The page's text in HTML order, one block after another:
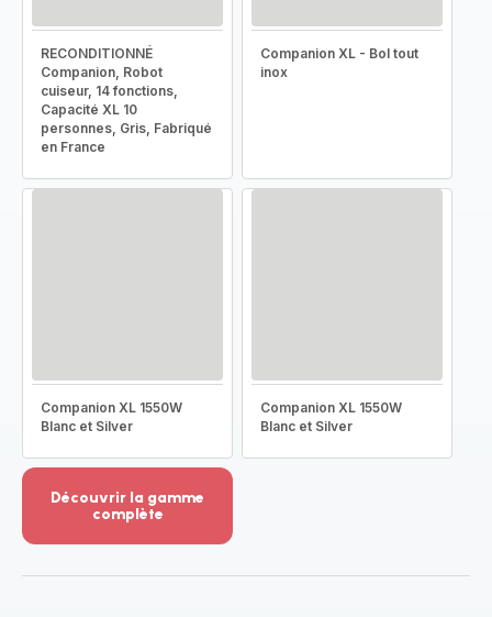
RECONDITIONNÉ
Companion, Robot
cuiseur, 14 fonctions,
Capacité XL 10
personnes, Gris, Fabriqué
en France
Companion XL - Bol tout
inox
Companion XL 1550W
Blanc et Silver
Companion XL 1550W
Blanc et Silver
Découvrir la gamme
complète
-